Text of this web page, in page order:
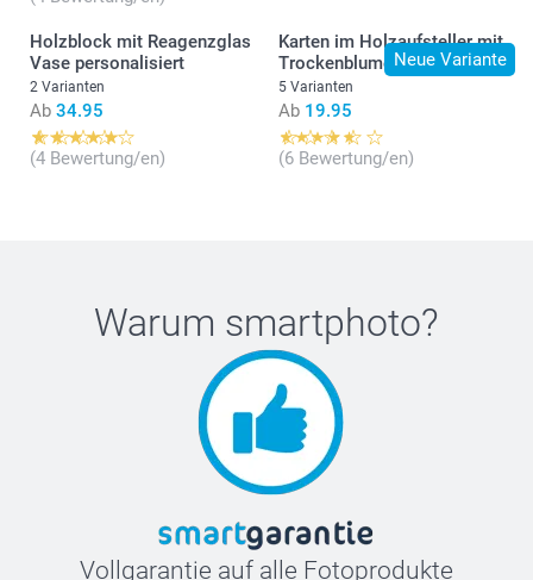
Holzblock mit Reagenzglas
Vase personalisiert
2 Varianten
Ab 34.95
(4 Bewertung/en)
Neue Variante
Karten im Holzaufsteller mit
Trockenblumen
5 Varianten
Ab 19.95
(6 Bewertung/en)
Warum smartphoto?
Vollgarantie auf alle Fotoprodukte